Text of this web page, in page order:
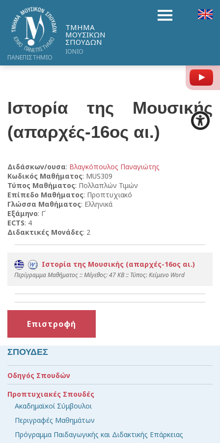
ΤΜΗΜΑ
ΜΟΥΣΙΚΩΝ
ΣΠΟΥΔΩΝ
ΙΟΝΙΟ
ΠΑΝΕΠΙΣΤΗΜΙΟ
Ιστορία της Μουσικής
(απαρχές-16ος αι.)
Διδάσκων/ουσα: Βλαγκόπουλος Παναγιώτης
Κωδικός Μαθήματος: MUS309
Τύπος Μαθήματος: Πολλαπλών Τιμών
Επίπεδο Μαθήματος: Προπτυχιακό
Γλώσσα Μαθήματος: Ελληνικά
Εξάμηνο: Γ΄
ECTS: 4
Διδακτικές Μονάδες: 2
Ιστορία της Μουσικής (απαρχές-16ος αι.)
Περίγραμμα Μαθήματος :: Mέγεθος: 47 KB :: Τύπος: Kείμενο Word
Επιστροφή
ΣΠΟΥΔΕΣ
Οδηγός Σπουδών
Προπτυχιακές Σπουδές
Ακαδημαϊκοί Σύμβουλοι
Περιγραφές Μαθημάτων
Πρόγραμμα Παιδαγωγικής και Διδακτικής Επάρκειας